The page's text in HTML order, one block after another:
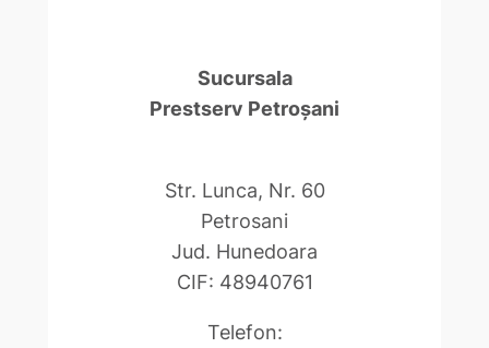
Sucursala
Prestserv Petroşani
Str. Lunca, Nr. 60
Petrosani
Jud. Hunedoara
CIF: 48940761
Telefon: